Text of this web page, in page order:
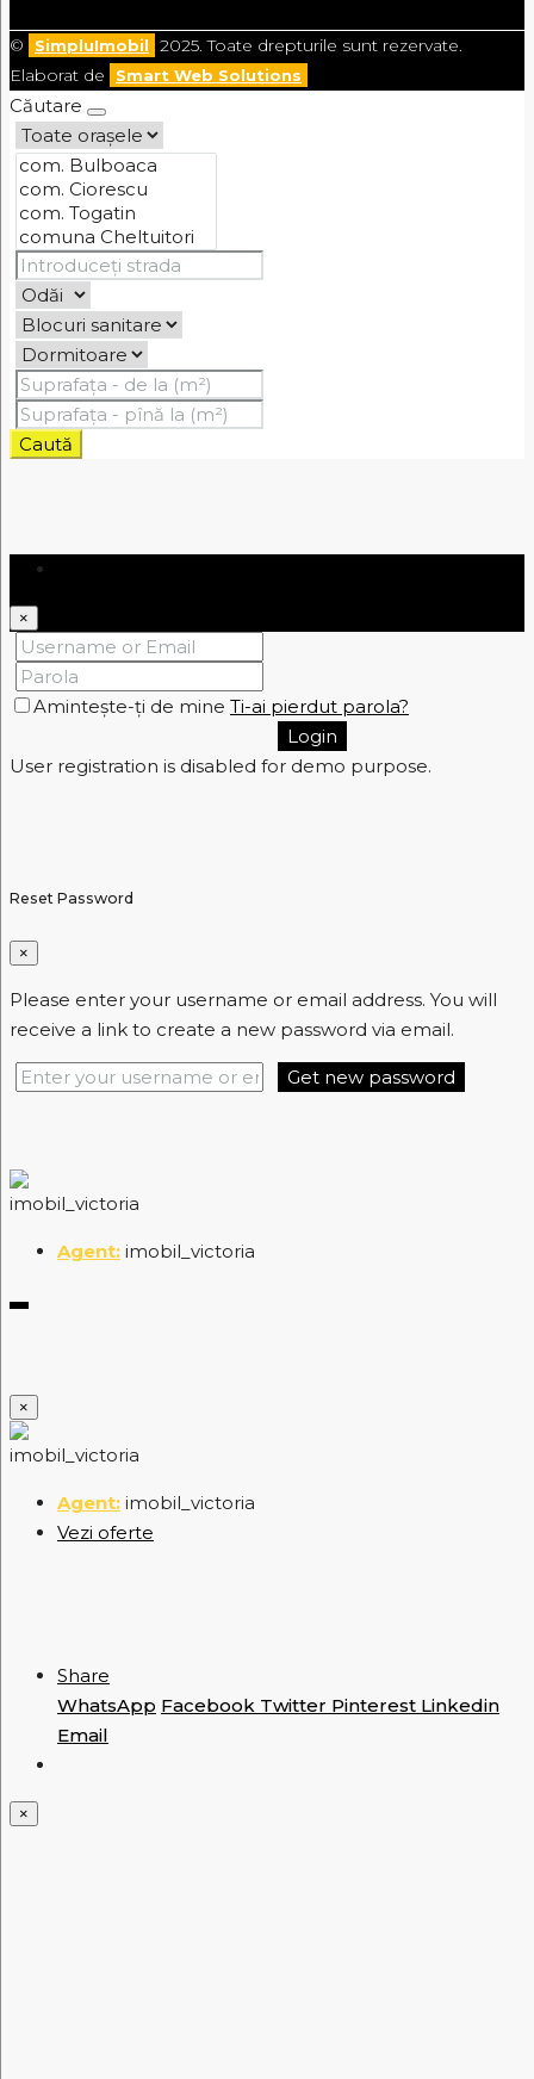
© SimpluImobil
2025. Toate drepturile sunt rezervate.
Elaborat de
Smart Web Solutions
Căutare
Caută
×
Amintește-ți de mine Ti-ai pierdut parola?
Login
User registration is disabled for demo purpose.
Reset Password
×
Please enter your username or email address. You will
receive a link to create a new password via email.
Get new password
imobil_victoria
×
imobil_victoria
Vezi oferte
Share
WhatsApp Facebook Twitter Pinterest Linkedin
Email
×